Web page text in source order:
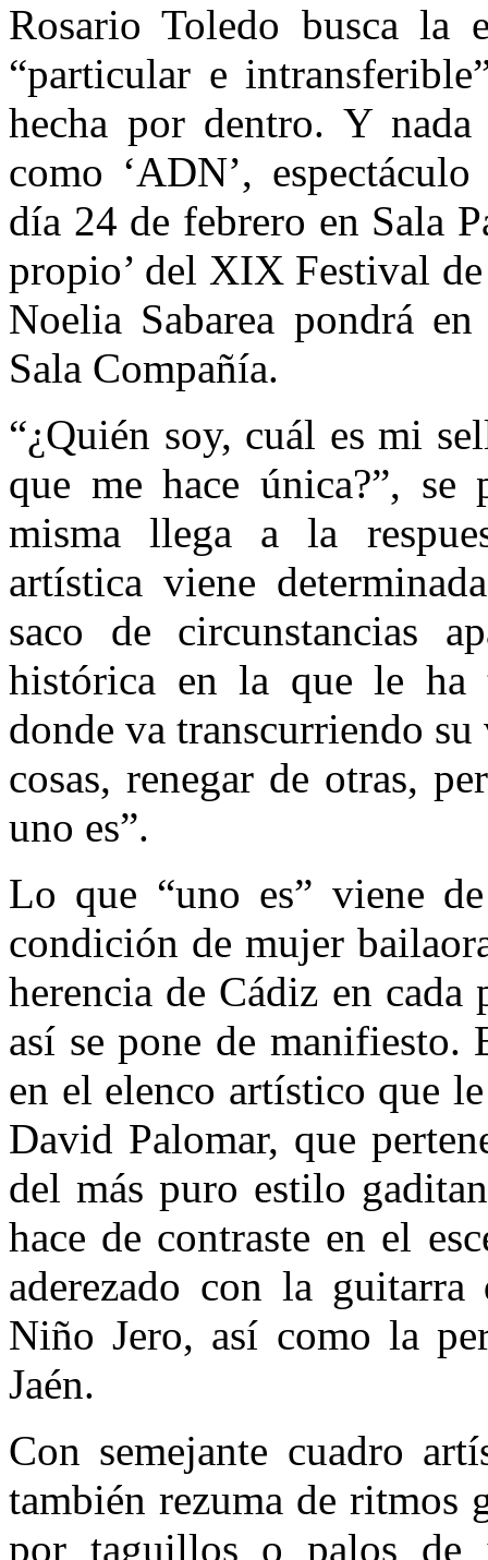
Rosario Toledo busca la
“particular e
hecha por dentro. Y
como ‘ADN’,
día 24 de febrero en Sala
propio’ del XIX Festival
Noelia Sabarea pondrá en
Sala Compañía.
“¿Quién soy, cuál es mi
que me hace única?”,
misma llega a la
artística viene
saco de circunstancias
histórica en la que le
donde va transcurriendo
cosas, renegar de otras,
uno es”.
Lo que “uno es” viene
condición de mujer
herencia de Cádiz en cada
así se pone de manifiesto.
en el elenco artístico que
David Palomar, que
del más puro estilo
hace de contraste en el
aderezado con la
Niño Jero, así como la
Jaén.
Con semejante cuadro
también rezuma de ritmos
por taguillos o palos